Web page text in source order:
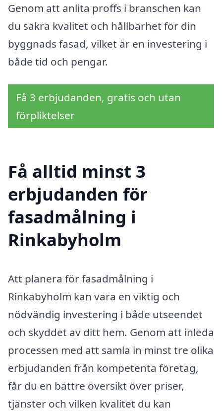
Genom att anlita proffs i branschen kan
du säkra kvalitet och hållbarhet för din
byggnads fasad, vilket är en investering i
både tid och pengar.
Få 3 erbjudanden, gratis och utan
förpliktelser
Få alltid minst 3
erbjudanden för
fasadmålning i
Rinkabyholm
Att planera för fasadmålning i
Rinkabyholm kan vara en viktig och
nödvändig investering i både utseendet
och skyddet av ditt hem. Genom att inleda
processen med att samla in minst tre olika
erbjudanden från kompetenta företag,
får du en bättre översikt över priser,
tjänster och vilken kvalitet du kan